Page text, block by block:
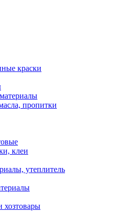
краски
пропитки
клеи
утеплитель
хозтовары